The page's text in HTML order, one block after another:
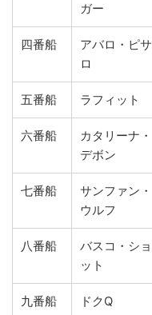
ガー
四番船
アバロ・ピサ
ロ
五番船 ラフィット
六番船
カタリーナ・
デボン
七番船
サンファン・
ウルフ
八番船
バスコ・ショ
ット
九番船 ドクQ